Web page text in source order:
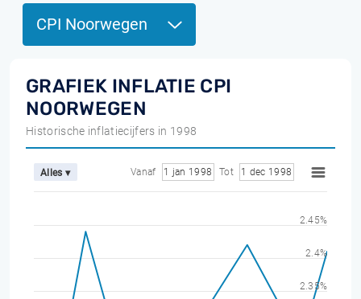
CPI Noorwegen
GRAFIEK INFLATIE CPI
NOORWEGEN
Historische inflatiecijfers in 1998
Alles ▾ Vanaf 1 jan 1998 Tot 1 dec 1998
2.35%
2.4%
2.45%